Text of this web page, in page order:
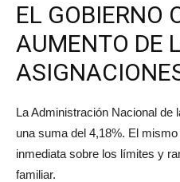
EL GOBIERNO
AUMENTO DE
La Administración Nacional de
una suma del 4,18%. El
inmediata sobre los límites y
familiar.